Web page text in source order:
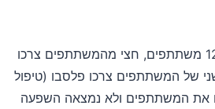
בניסוי אשר נעשה על 122 משתתפים, חצי מהמשתתפים צרכו
של המשתתפים צרכו פלסבו (טיפול
את המשתתפים ולא נמצאה השפעה